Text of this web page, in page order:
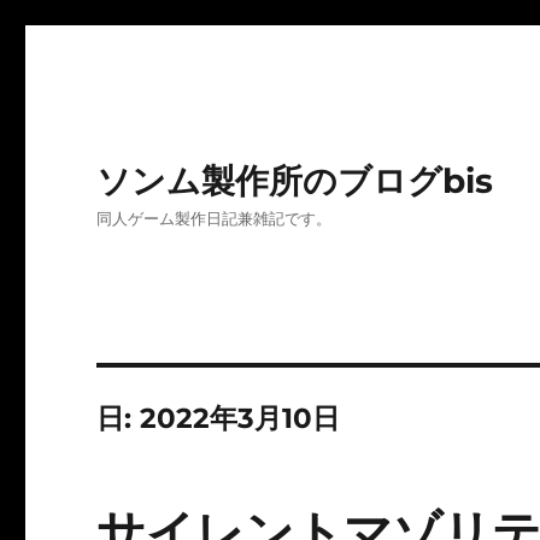
ソンム製作所のブログbis
同人ゲーム製作日記兼雑記です。
日:2022年3月10日